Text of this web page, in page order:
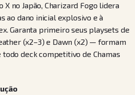
no Japão, Charizard Fogo lidera
ao dano inicial explosivo e à
Garanta primeiro seus playsets de
(x2–3) e Dawn (x2) — formam
deck competitivo de Chamas